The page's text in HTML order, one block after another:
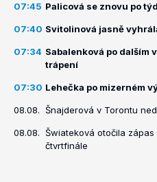
07:45 Palicová se znovu po
07:40 Svitolinová jasně
07:34 Sabalenková po dalším
trápení
07:30 Lehečka po mizerném
08.08. Šnajderová v Torontu
08.08. Šwiateková otočila
čtvrtfinále